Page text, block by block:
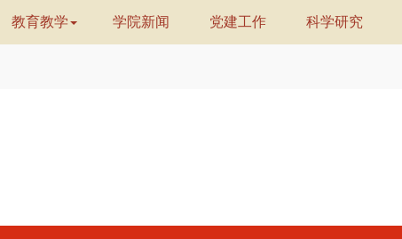
教育教学 学院新闻 党建工作 科学研究